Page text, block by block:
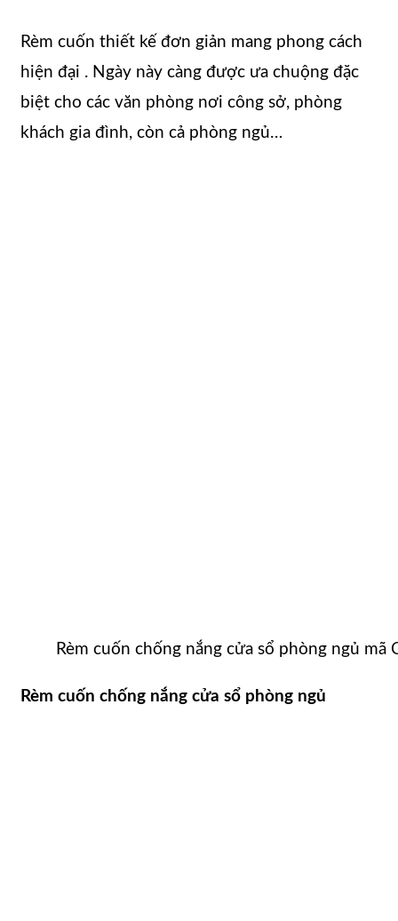
Rèm cuốn thiết kế đơn giản mang phong cách
hiện đại . Ngày này càng được ưa chuộng đặc
biệt cho các văn phòng nơi công sở, phòng
khách gia đình, còn cả phòng ngủ…
Rèm cuốn chống nắng cửa sổ phòng ngủ mã
Rèm cuốn chống nắng cửa sổ phòng ngủ